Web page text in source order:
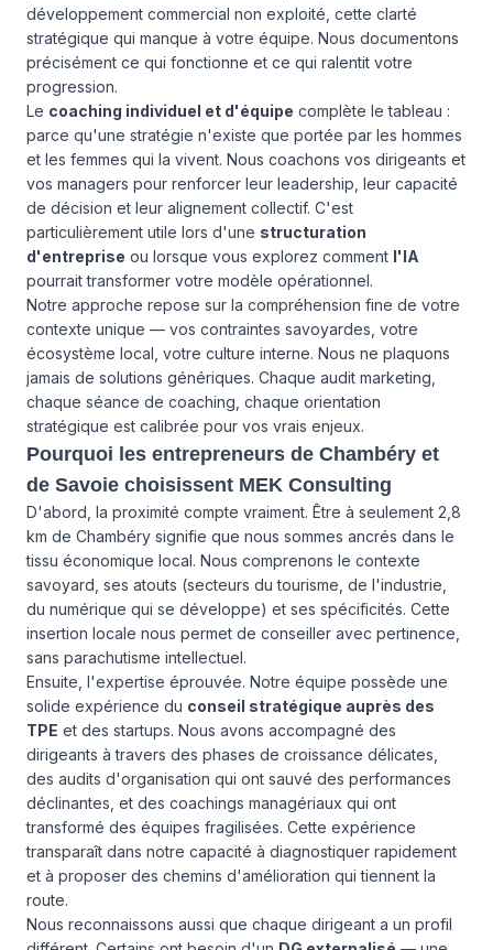
développement commercial non exploité, cette clarté
stratégique qui manque à votre équipe. Nous documentons
précisément ce qui fonctionne et ce qui ralentit votre
progression.
Le coaching individuel et d'équipe complète le tableau :
parce qu'une stratégie n'existe que portée par les hommes
et les femmes qui la vivent. Nous coachons vos dirigeants et
vos managers pour renforcer leur leadership, leur capacité
de décision et leur alignement collectif. C'est
particulièrement utile lors d'une structuration
d'entreprise ou lorsque vous explorez comment l'IA
pourrait transformer votre modèle opérationnel.
Notre approche repose sur la compréhension fine de votre
contexte unique — vos contraintes savoyardes, votre
écosystème local, votre culture interne. Nous ne plaquons
jamais de solutions génériques. Chaque audit marketing,
chaque séance de coaching, chaque orientation
stratégique est calibrée pour vos vrais enjeux.
Pourquoi les entrepreneurs de Chambéry et
de Savoie choisissent MEK Consulting
D'abord, la proximité compte vraiment. Être à seulement 2,8
km de Chambéry signifie que nous sommes ancrés dans le
tissu économique local. Nous comprenons le contexte
savoyard, ses atouts (secteurs du tourisme, de l'industrie,
du numérique qui se développe) et ses spécificités. Cette
insertion locale nous permet de conseiller avec pertinence,
sans parachutisme intellectuel.
Ensuite, l'expertise éprouvée. Notre équipe possède une
solide expérience du conseil stratégique auprès des
TPE et des startups. Nous avons accompagné des
dirigeants à travers des phases de croissance délicates,
des audits d'organisation qui ont sauvé des performances
déclinantes, et des coachings managériaux qui ont
transformé des équipes fragilisées. Cette expérience
transparaît dans notre capacité à diagnostiquer rapidement
et à proposer des chemins d'amélioration qui tiennent la
route.
Nous reconnaissons aussi que chaque dirigeant a un profil